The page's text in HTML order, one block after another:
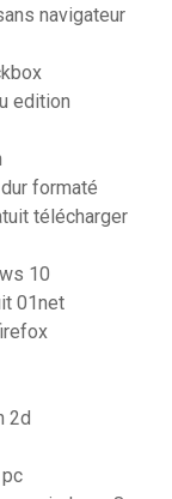
navigateur
edition
formaté
télécharger
10
01net
2d